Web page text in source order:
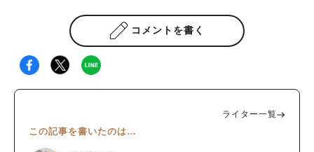
コメントを書く
ライター一覧
この記事を書いたのは…